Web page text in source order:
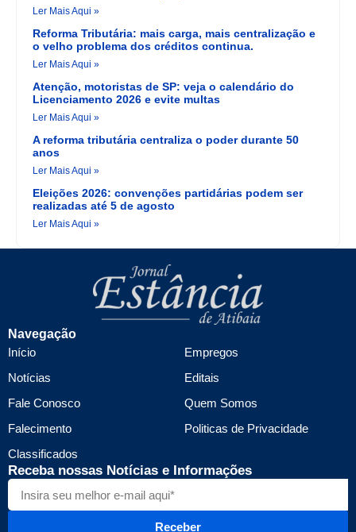
Ler Mais Aqui »
Reforma Tributária: mais carga, mais centralização e
o velho problema dos créditos continua.
Ler Mais Aqui »
Atenção, motoristas de SP: veja o calendário do
Licenciamento 2026 e evite multas
Ler Mais Aqui »
A reforma tributária centraliza o poder durante 50
anos
Ler Mais Aqui »
Eleições 2026: convenções partidárias podem ser
realizadas até 5 de agosto
Ler Mais Aqui »
Navegação
Início
Notícias
Fale Conosco
Falecimento
Classificados
Empregos
Editais
Quem Somos
Politicas de Privacidade
Receba nossas Notícias e Informações
Receber